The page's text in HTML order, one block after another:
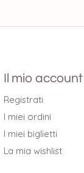
Il mio account
Registrati
I miei ordini
I miei biglietti
La mia wishlist